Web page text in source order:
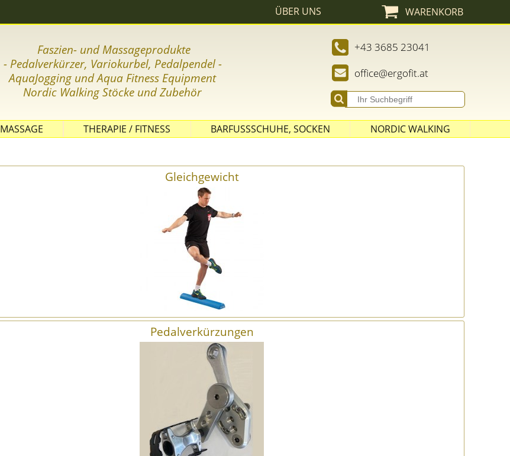
WARENKORB
ÜBER UNS
+43 3685 23041
office@ergofit.at
Faszien- und Massageprodukte
- Pedalverkürzer, Variokurbel, Pedalpendel -
AquaJogging und Aqua Fitness Equipment
Nordic Walking Stöcke und Zubehör
MASSAGE THERAPIE / FITNESS
KOORDINATION
FASZIENTRAINING
THERAPIEBÄNDER
KLEINE THERAPIEGERÄTE
BECKEN-/ RÜCKENSTÜTZGÜRTEL
BARFUSSSCHUHE, SOCKEN NORDIC WALKING
SPITZEN
Gleichgewicht
Pedalverkürzungen